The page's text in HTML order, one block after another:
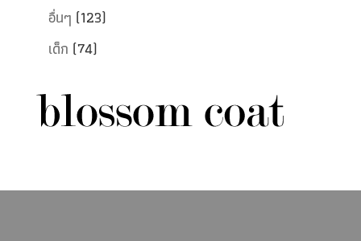
อื่นๆ (123)
เด็ก (74)